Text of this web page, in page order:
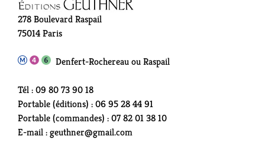
278 Boulevard Raspail
75014 Paris
Denfert-Rochereau ou Raspail
Tél : 09 80 73 90 18
Portable (éditions) : 06 95 28 44 91
Portable (commandes) : 07 82 01 38 10
E-mail : geuthner@gmail.com